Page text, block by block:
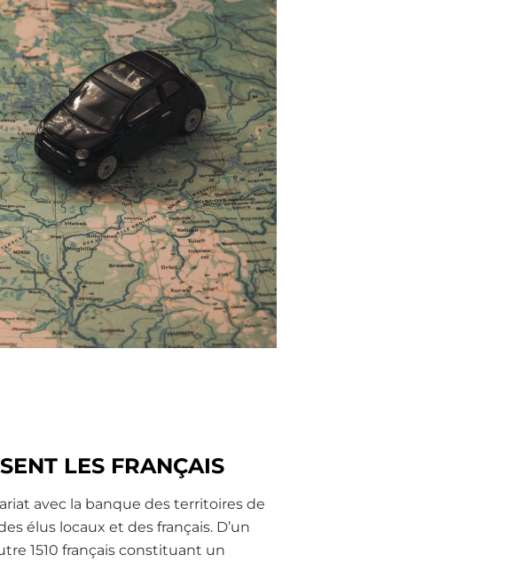
LES FRANÇAIS
avec la banque des territoires de
élus locaux et des français. D’un
1510 français constituant un